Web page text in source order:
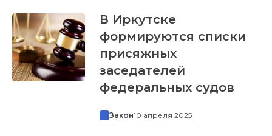
В Иркутске
формируются списки
присяжных
заседателей
федеральных судов
Закон10 апреля 2025